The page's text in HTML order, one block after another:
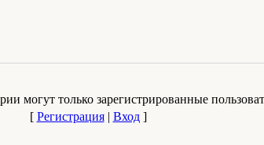
могут только зарегистрированные
[ Регистрация| Вход]